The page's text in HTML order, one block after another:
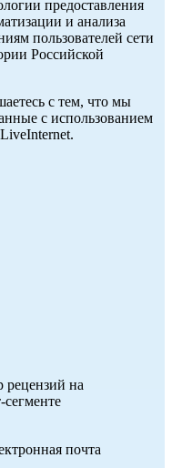
предоставления
и анализа
пользователей сети
Российской
с тем, что мы
с использованием
рецензий на
почта